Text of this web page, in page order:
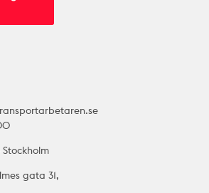
Stockholm
gata 31,